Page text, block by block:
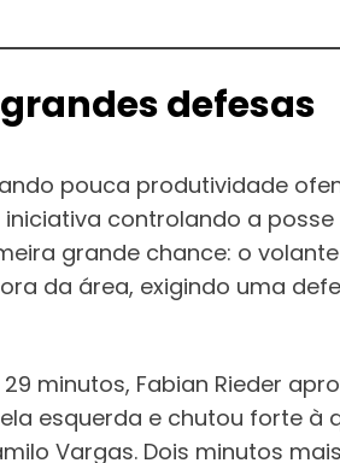
defesas
pouca produtividade
controlando a posse
grande chance: o
da área, exigindo uma
minutos, Fabian Rieder
esquerda e chutou forte à
Vargas. Dois minutos